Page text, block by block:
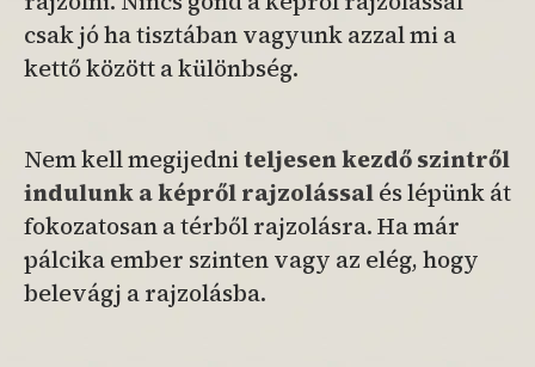
csak jó ha tisztában vagyunk azzal mi a
kettő között a különbség.
Nem kell megijedniteljesen kezdőszintről
indulunk a képről rajzolássalés lépünk át
fokozatosan a térből rajzolásra. Ha már
pálcika ember szinten vagy az elég, hogy
belevágj a rajzolásba.